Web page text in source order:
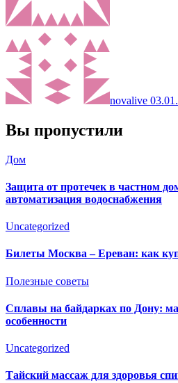
novalive
Вы пропустили
Дом
Защита от протечек в частном
автоматизация водоснабжения
Uncategorized
Билеты Москва – Ереван: как
Полезные советы
Сплавы на байдарках по Дону:
особенности
Uncategorized
Тайский массаж для здоровья